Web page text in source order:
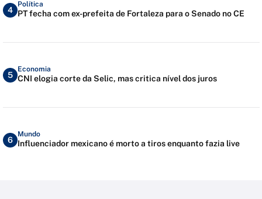
4
Política
PT fecha com ex-prefeita de Fortaleza para o Senado no CE
5
Economia
CNI elogia corte da Selic, mas critica nível dos juros
6
Mundo
Influenciador mexicano é morto a tiros enquanto fazia live